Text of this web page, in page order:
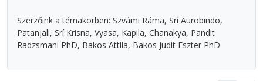
Szerzőink a témakörben: Szvámi Ráma, Srí Aurobindo,
Patanjali, Srí Krisna, Vyasa, Kapila, Chanakya, Pandit
Radzsmani PhD, Bakos Attila, Bakos Judit Eszter PhD